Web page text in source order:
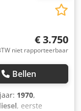
€ 3.750
niet rapporteerbaar
Bellen
1970,
, eerste